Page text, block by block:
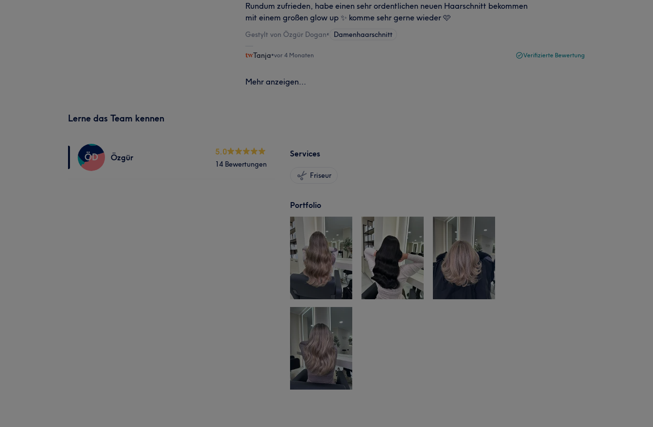
Rundum zufrieden, habe einen sehr ordentlichen neuen Haarschnitt bekommen
mit einem großen glow up ✨ komme sehr gerne wieder 🩷
Gestylt von Özgür Dogan• Damenhaarschnitt
Tanja•vor 4 Monaten Verifizierte Bewertung
Mehr anzeigen...
Lerne das Team kennen
ÖD Özgür
5.0
14 Bewertungen
Services
Friseur
Portfolio